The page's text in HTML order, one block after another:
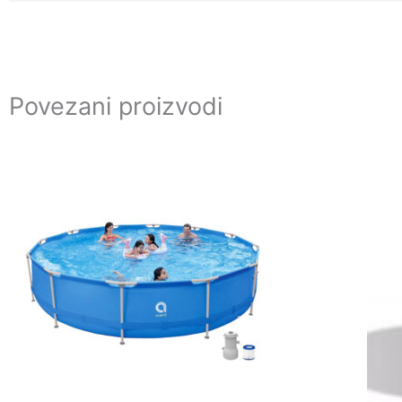
Povezani proizvodi